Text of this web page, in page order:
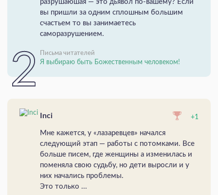
разрушаюшая — это дьявол по-вашему? Если
вы пришли за одним сплошным большим
счастьем то вы занимаетесь
саморазрушением.
Письма читателей
Я выбираю быть Божественным человеком!
Inci +1
Мне кажется, у «лазаревцев» начался
следующий этап — работы с потомками. Все
больше писем, где женщины а изменилась и
поменяла свою судьбу, но дети выросли и у
них начались проблемы.
Это только ...